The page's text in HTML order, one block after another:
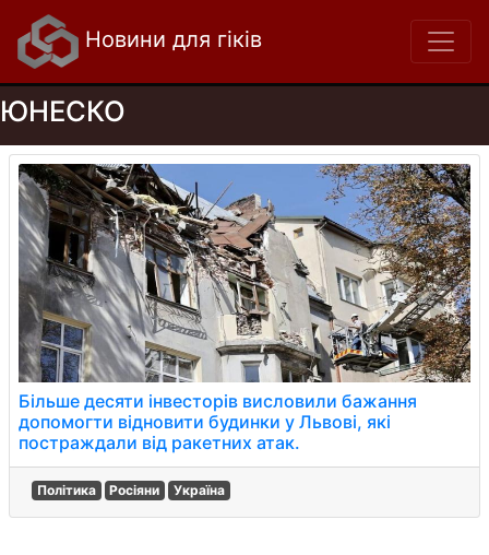
Новини для гіків
ЮНЕСКО
Більше десяти інвесторів висловили бажання
допомогти відновити будинки у Львові, які
постраждали від ракетних атак.
Політика Росіяни Україна